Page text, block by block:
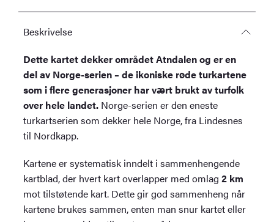
Beskrivelse
Dette kartet dekker området Atndalen og er en
del av Norge-serien – de ikoniske røde turkartene
som i flere generasjoner har vært brukt av turfolk
over hele landet. Norge-serien er den eneste
turkartserien som dekker hele Norge, fra Lindesnes
til Nordkapp.
Kartene er systematisk inndelt i sammenhengende
kartblad, der hvert kart overlapper med omlag2 km
mot tilstøtende kart. Dette gir god sammenheng når
kartene brukes sammen, enten man snur kartet eller